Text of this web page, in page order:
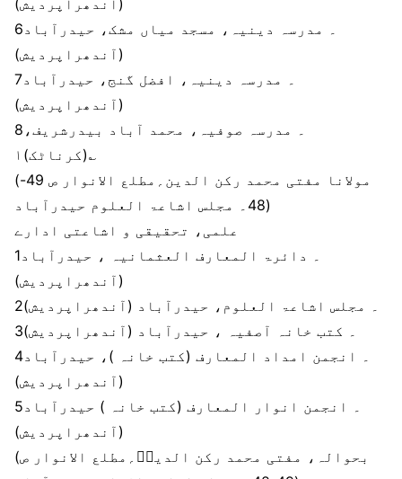
6۔ مدرسہ دینیہ، مسجد میاں مشک، حیدرآباد
(آندھراپردیش)
7۔ مدرسہ دینیہ، افضل گنج، حیدرآباد
(آندھراپردیش)
8۔ مدرسہ صوفیہ، محمد آباد بیدرشریف،
(کرناٹک)۱؎
(مولانا مفتی محمد رکن الدین؍مطلع الانوار ص 49-
48۔ مجلس اشاعۃ العلوم حیدرآباد)
علمی، تحقیقی و اشاعتی ادارے
1۔ دائرۃ المعارف العثمانیہ ، حیدرآباد
(آندھراپردیش)
2۔ مجلس اشاعۃ العلوم، حیدرآباد (آندھراپردیش)
3۔ کتب خانہ آصفیہ ، حیدرآباد (آندھراپردیش)
4۔ انجمن امداد المعارف (کتب خانہ )، حیدرآباد
(آندھراپردیش)
5۔ انجمن انوار المعارف (کتب خانہ ) حیدرآباد
(آندھراپردیش)
(بحوالہ، مفتی محمد رکن الدینؒ؍مطلع الانوار ص